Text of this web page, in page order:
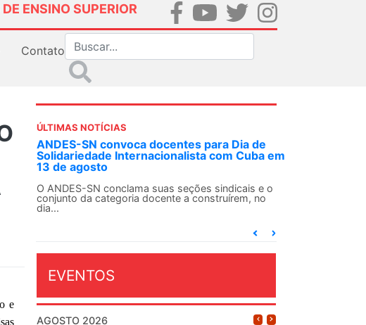
ENSINO SUPERIOR
Contato
e
ÚLTIMAS NOTÍCIAS
ANDES-SN convoca docentes para Dia de
Solidariedade Internacionalista com Cuba em
13 de agosto
O ANDES-SN conclama suas seções sindicais e o
conjunto da categoria docente a construírem, no
dia...
EVENTOS
AGOSTO 2026